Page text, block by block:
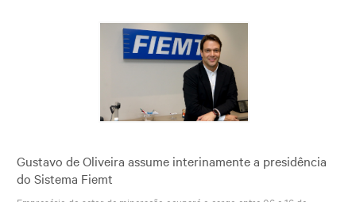
Gustavo de Oliveira assume interinamente a presidência
do Sistema Fiemt